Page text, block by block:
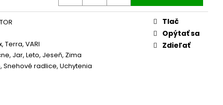
, Terra, VARI
Jar, Leto, Jeseň, Zima
, Snehové radlice, Uchytenia
Tlač
Opýtať sa
Zdieľať